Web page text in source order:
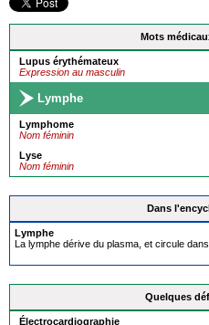
Mots
Lupus érythémateux
Expression au masculin
Lymphe
Lymphome
Nom féminin
Lyse
Nom féminin
Dans
Lymphe
La lymphe dérive du plasma, et circule
Quelques
Électrocardiographie